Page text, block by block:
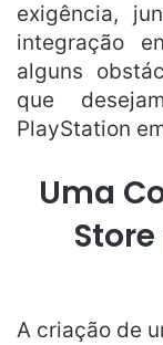
exigência,
integração
alguns
que
PlayStation
Uma
A criação de